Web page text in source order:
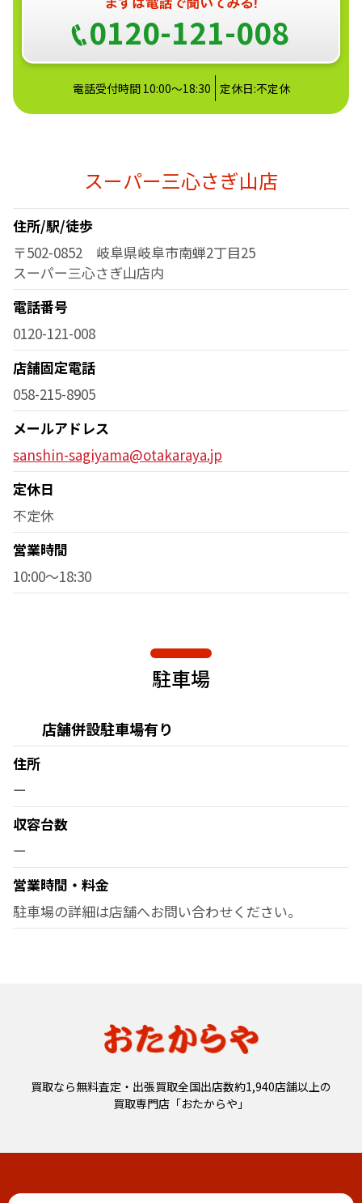
0120-121-008
電話受付時間 10:00～18:30 定休日:不定休
スーパー三心さぎ山店
住所/駅/徒歩
〒502-0852 岐阜県岐阜市南蝉2丁目25
スーパー三心さぎ山店内
電話番号
0120-121-008
店舗固定電話
058-215-8905
メールアドレス
sanshin-sagiyama@otakaraya.jp
定休日
不定休
営業時間
10:00～18:30
駐車場
店舗併設駐車場有り
住所
ー
収容台数
ー
営業時間・料金
駐車場の詳細は店舗へお問い合わせください。
買取なら無料査定・出張買取全国出店数約1,940店舗以上の
買取専門店「おたからや」